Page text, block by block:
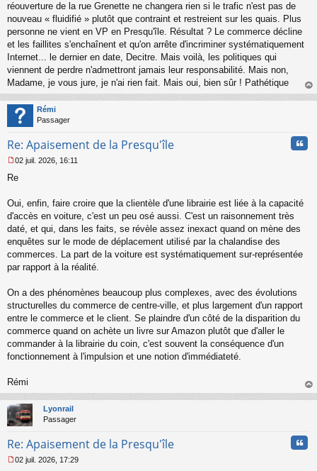
n
o
l
u
réouverture de la rue Grenette ne changera rien si le trafic n'est pas de
nouveau « fluidifié » plutôt que contraint et restreient sur les quais. Plus
personne ne vient en VP en Presqu'île. Résultat ? Le commerce décline
et les faillites s'enchaînent et qu'on arrête d'incriminer systématiquement
Internet... le dernier en date, Decitre. Mais voilà, les politiques qui
viennent de perdre n'admettront jamais leur responsabilité. Mais non,
Madame, je vous jure, je n'ai rien fait. Mais oui, bien sûr ! Pathétique
au
Rémi
Passager
Re: Apaisement de la Presqu'île
e
s
g
e
n
o
n
02 juil. 2026, 16:11
Re
Oui, enfin, faire croire que la clientèle d'une librairie est liée à la capacité
d'accès en voiture, c'est un peu osé aussi. C'est un raisonnement très
daté, et qui, dans les faits, se révèle assez inexact quand on mène des
enquêtes sur le mode de déplacement utilisé par la chalandise des
commerces. La part de la voiture est systématiquement sur-représentée
par rapport à la réalité.
On a des phénomènes beaucoup plus complexes, avec des évolutions
structurelles du commerce de centre-ville, et plus largement d'un rapport
entre le commerce et le client. Se plaindre d'un côté de la disparition du
commerce quand on achète un livre sur Amazon plutôt que d'aller le
commander à la librairie du coin, c'est souvent la conséquence d'un
fonctionnement à l'impulsion et une notion d'immédiateté.
Rémi
au
Lyonrail
Passager
Re: Apaisement de la Presqu'île
02 juil. 2026, 17:29